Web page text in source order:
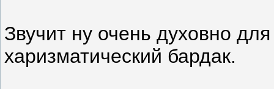
Звучит ну очень духовно
харизматический бардак.